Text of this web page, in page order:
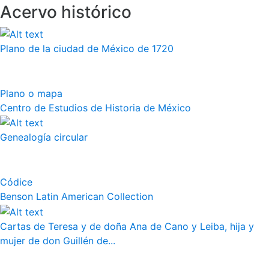
Acervo histórico
Plano de la ciudad de México de 1720
Plano o mapa
Centro de Estudios de Historia de México
Genealogía circular
Códice
Benson Latin American Collection
Cartas de Teresa y de doña Ana de Cano y Leiba, hija y
mujer de don Guillén de...